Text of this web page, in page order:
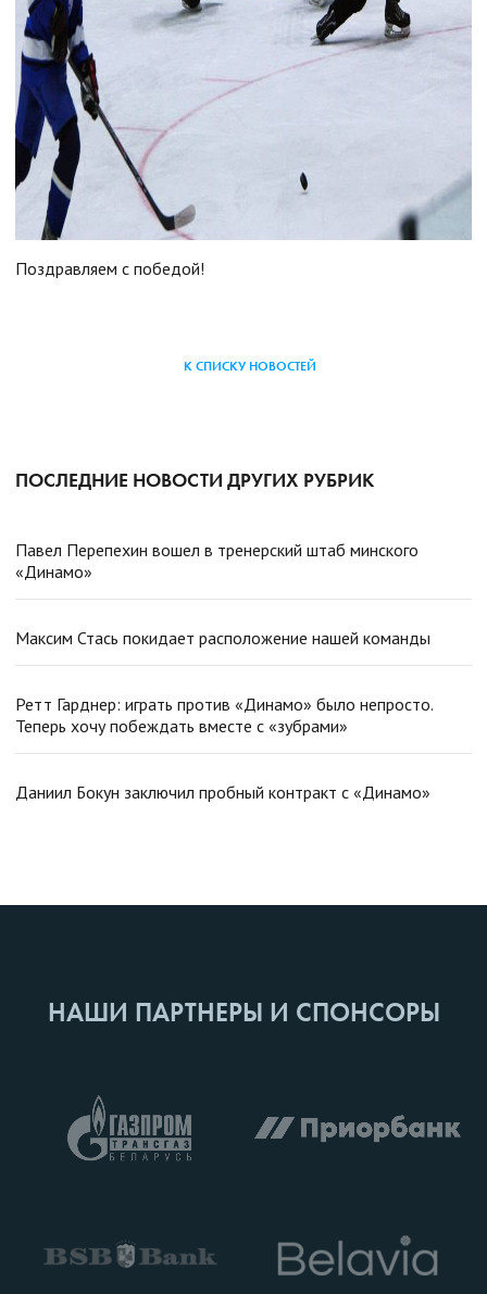
Поздравляем с победой!
К СПИСКУ НОВОСТЕЙ
ПОСЛЕДНИЕ НОВОСТИ ДРУГИХ РУБРИК
Павел Перепехин вошел в тренерский штаб минского
«Динамо»
Максим Стась покидает расположение нашей команды
Ретт Гарднер: играть против «Динамо» было непросто.
Теперь хочу побеждать вместе с «зубрами»
Даниил Бокун заключил пробный контракт с «Динамо»
НАШИ ПАРТНЕРЫ И СПОНСОРЫ